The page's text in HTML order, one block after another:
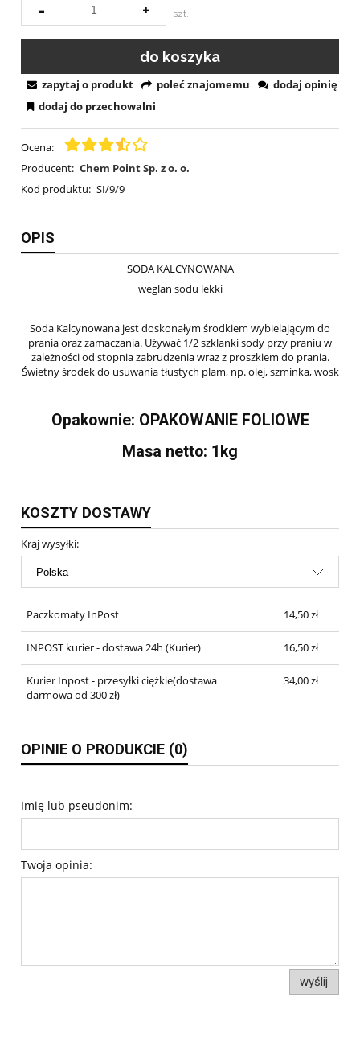
- + szt.
do koszyka
Ocena:
Producent: Chem Point Sp. z o. o.
Kod produktu: SI/9/9
zapytaj o produkt poleć znajomemu
dodaj opinię
dodaj do przechowalni
OPIS
SODA KALCYNOWANA
weglan sodu lekki
Soda Kalcynowana jest doskonałym środkiem wybielającym do
prania oraz zamaczania. Używać 1/2 szklanki sody przy praniu w
zależności od stopnia zabrudzenia wraz z proszkiem do prania.
Świetny środek do usuwania tłustych plam, np. olej, szminka, wosk
Opakownie: OPAKOWANIE FOLIOWE
Masa netto: 1kg
KOSZTY DOSTAWY
Kraj wysyłki:
Paczkomaty InPost 14,50 zł
INPOST kurier - dostawa 24h (Kurier) 16,50 zł
Kurier Inpost - przesyłki ciężkie(dostawa
darmowa od 300 zł)
34,00 zł
OPINIE O PRODUKCIE (0)
Imię lub pseudonim:
Twoja opinia:
wyślij